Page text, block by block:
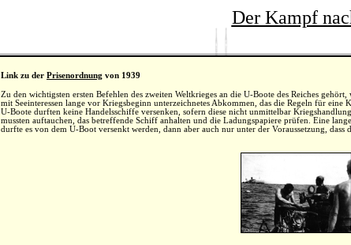
Der Kampf
Link zu der Prisenordnung von 1939
Zu den wichtigsten ersten Befehlen des zweiten Weltkrieges an die U-Boote des Reiches
mit Seeinteressen lange vor Kriegsbeginn unterzeichnetes Abkommen, das die Regeln für eine
U-Boote durften keine Handelsschiffe versenken, sofern diese nicht unmittelbar
mussten auftauchen, das betreffende Schiff anhalten und die Ladungspapiere prüfen. Eine
durfte es von dem U-Boot versenkt werden, dann aber auch nur unter der Voraussetzung,